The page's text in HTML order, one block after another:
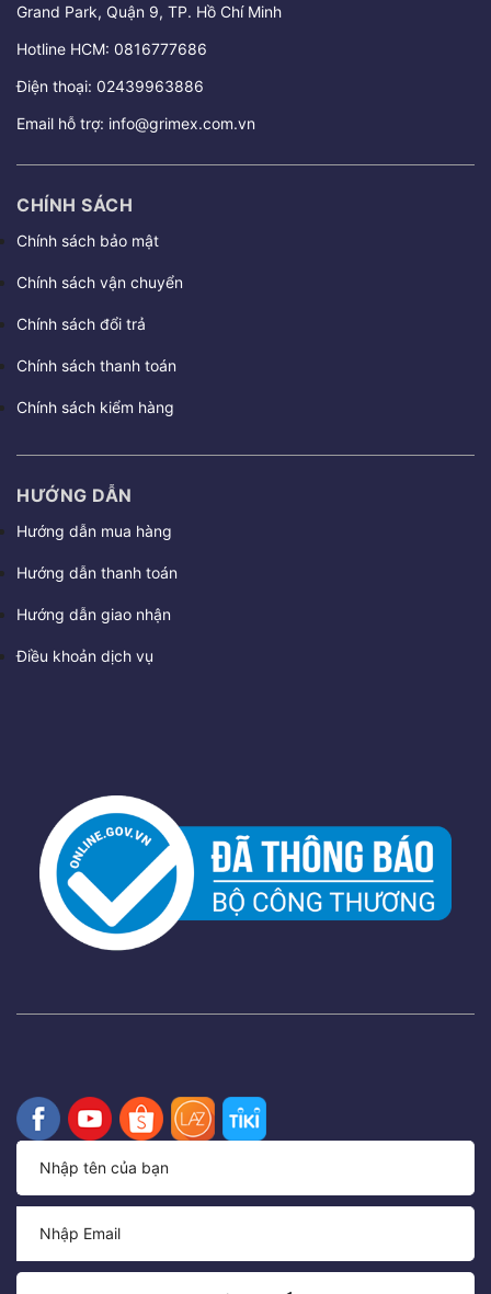
Grand Park, Quận 9, TP. Hồ Chí Minh
Hotline HCM: 0816777686
Điện thoại: 02439963886
Email hỗ trợ: info@grimex.com.vn
CHÍNH SÁCH
Chính sách bảo mật
Chính sách vận chuyển
Chính sách đổi trả
Chính sách thanh toán
Chính sách kiểm hàng
HƯỚNG DẪN
Hướng dẫn mua hàng
Hướng dẫn thanh toán
Hướng dẫn giao nhận
Điều khoản dịch vụ